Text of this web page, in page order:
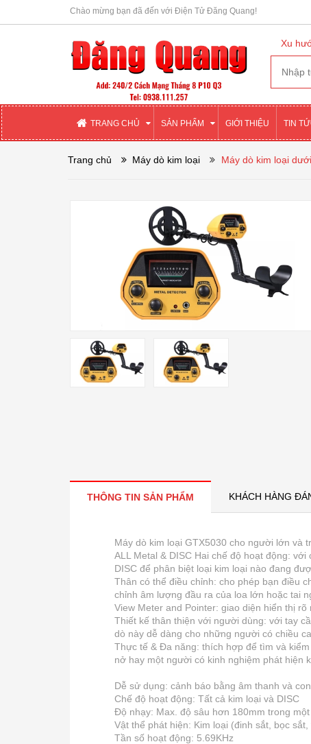
Chào mừng bạn đã đến với Điện Tử Đăng Quang!
Xu
TRANG CHỦ SẢN PHẨM GIỚI THIỆU TIN
Trang chủ Máy dò kim loại Máy dò kim loại
THÔNG TIN SẢN PHẨM KHÁCH HÀNG
Máy dò kim loại GTX5030 cho người lớn và
ALL Metal & DISC Hai chế độ hoạt động:
DISC để phân biệt loại kim loại nào đang
Thân có thể điều chỉnh: cho phép bạn điều
chỉnh âm lượng đầu ra của loa lớn hoặc tai
View Meter and Pointer: giao diện hiển thị
Thiết kế thân thiện với người dùng: với tay
dò này dễ dàng cho những người có chiều
Thực tế & Đa năng: thích hợp để tìm và
nở hay một người có kinh nghiệm phát hiện
Dễ sử dụng: cảnh báo bằng âm thanh và
Chế độ hoạt động: Tất cả kim loại và DISC
Độ nhạy: Max. độ sâu hơn 180mm trong
Vật thể phát hiện: Kim loại (đinh sắt, bọc
Tần số hoạt động: 5.69KHz